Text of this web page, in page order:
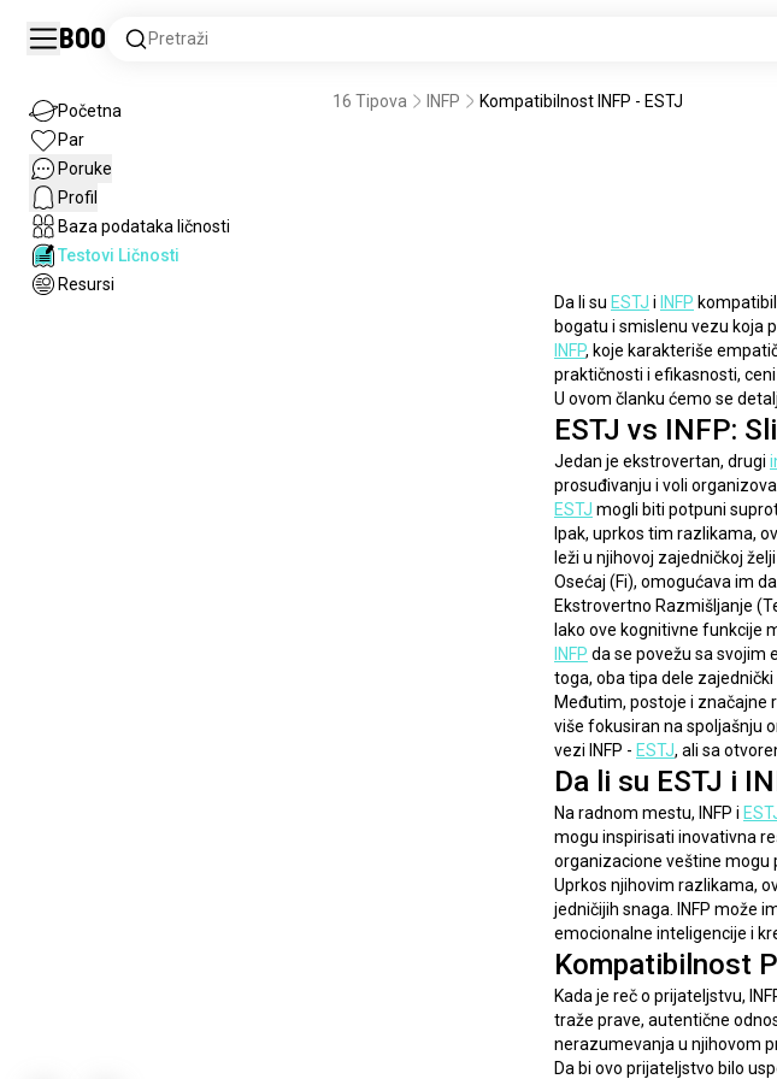
Boo Pretraži
Početna
Par
Poruke
Profil
Baza podataka ličnosti
Testovi Ličnosti
Resursi
16 Tipova INFP Kompatibilnost INFP - ESTJ
Da li su ESTJ i INFP
bogatu i smislenu vezu koja
INFP, koje karakteriše
praktičnosti i efikasnosti, ceni
U ovom članku ćemo se
ESTJ vs INFP:
Jedan je ekstrovertan, drugi
prosuđivanju i voli
ESTJ mogli biti potpuni
Ipak, uprkos tim razlikama,
leži u njihovoj zajedničkoj
Osećaj (Fi), omogućava im
Ekstrovertno Razmišljanje
Iako ove kognitivne funkcije
INFP da se povežu sa svojim
toga, oba tipa dele
Međutim, postoje i značajne
više fokusiran na spoljašnju
vezi INFP - ESTJ, ali sa
Da li su ESTJ i
Na radnom mestu, INFP i
mogu inspirisati inovativna
organizacione veštine mogu
Uprkos njihovim razlikama,
jedničijih snaga. INFP može
emocionalne inteligencije i
Kompatibilnost
Kada je reč o prijateljstvu,
traže prave, autentične
nerazumevanja u njihovom
Da bi ovo prijateljstvo bilo